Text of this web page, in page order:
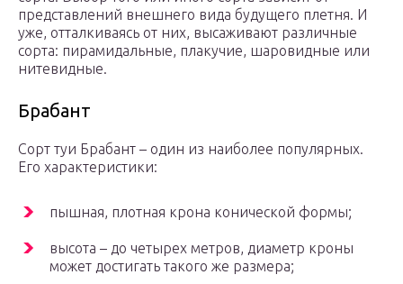
представлений внешнего вида будущего плетня. И
уже, отталкиваясь от них, высаживают различные
сорта: пирамидальные, плакучие, шаровидные или
нитевидные.
Брабант
Сорт туи Брабант – один из наиболее популярных.
Его характеристики:
пышная, плотная крона конической формы;
высота – до четырех метров, диаметр кроны
может достигать такого же размера;